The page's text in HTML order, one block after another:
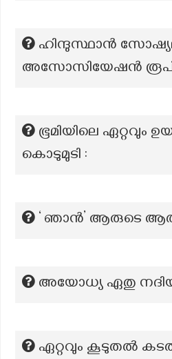
ഹിന്ദുസ്ഥാൻ
അസോസിയേഷൻ
ഭൂമിയിലെ ഏറ്റവും
കൊടുമുടി :
‘ ഞാന്‍’ ആരുടെ
അയോധ്യ ഏതു
ഏറ്റവും കൂടുതൽ